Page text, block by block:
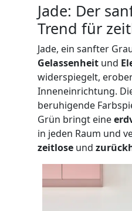
Jade: Der
Trend für
Jade, ein sanfter
Gelassenheit und
widerspiegelt,
Inneneinrichtung.
beruhigende
Grün bringt eine
in jeden Raum und
zeitlose und